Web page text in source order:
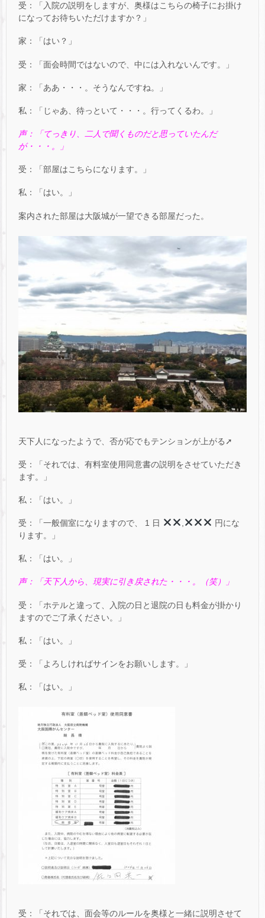
受：「入院の説明をしますが、奥様はこちらの椅子にお掛け
になってお待ちいただけますか？」
家：「はい？」
受：「面会時間ではないので、中には入れないんです。」
家：「ああ・・・。そうなんですね。」
私：「じゃあ、待っといて・・・。行ってくるわ。」
声：「てっきり、二人で聞くものだと思っていたんだ
が・・・。」
受：「部屋はこちらになります。」
私：「はい。」
案内された部屋は大阪城が一望できる部屋だった。
天下人になったようで、否が応でもテンションが上がる➚
受：「それでは、有料室使用同意書の説明をさせていただき
ます。」
私：「はい。」
受：「一般個室になりますので、 1 日
円にな
ります。」
私：「はい。」
声：「天下人から、現実に引き戻された・・・。（笑）」
受：「ホテルと違って、入院の日と退院の日も料金が掛かり
ますのでご了承ください。」
私：「はい。」
受：「よろしければサインをお願いします。」
私：「はい。」
受：「それでは、面会等のルールを奥様と一緒に説明させて